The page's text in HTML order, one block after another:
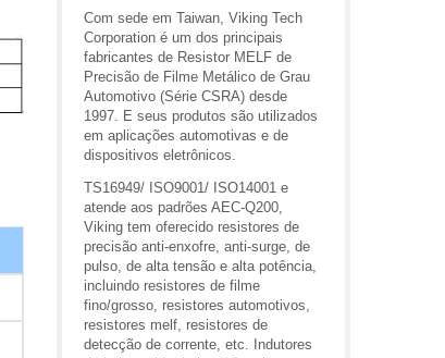
Com sede em Taiwan, Viking Tech
Corporation é um dos principais
fabricantes de Resistor MELF de
Precisão de Filme Metálico de Grau
Automotivo (Série CSRA) desde
1997. E seus produtos são utilizados
em aplicações automotivas e de
dispositivos eletrônicos.
TS16949/ ISO9001/ ISO14001 e
atende aos padrões AEC-Q200,
Viking tem oferecido resistores de
precisão anti-enxofre, anti-surge, de
pulso, de alta tensão e alta potência,
incluindo resistores de filme
fino/grosso, resistores automotivos,
resistores melf, resistores de
detecção de corrente, etc. Indutores